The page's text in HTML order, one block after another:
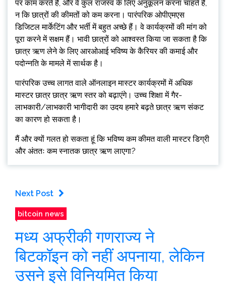
पर काम करते हैं, और वे कुल राजस्व के लिए अनुकूलन करना चाहते हैं,
न कि छात्रों की कीमतों को कम करना। पारंपरिक ओपीएमएस
डिजिटल मार्केटिंग और भर्ती में बहुत अच्छे हैं। वे कार्यक्रमों की मांग को
पूरा करने में सक्षम हैं। भावी छात्रों को आश्वस्त किया जा सकता है कि
छात्र ऋण लेने के लिए आरओआई भविष्य के कैरियर की कमाई और
पदोन्नति के मामले में सार्थक है।
पारंपरिक उच्च लागत वाले ऑनलाइन मास्टर कार्यक्रमों में अधिक
मास्टर छात्र छात्र ऋण स्तर को बढ़ाएंगे। उच्च शिक्षा में गैर-
लाभकारी/लाभकारी भागीदारी का उदय हमारे बढ़ते छात्र ऋण संकट
का कारण हो सकता है।
मैं और क्यों गलत हो सकता हूं कि भविष्य कम कीमत वाली मास्टर डिग्री
और अंततः कम स्नातक छात्र ऋण लाएगा?
Next Post
bitcoin news
मध्य अफ्रीकी गणराज्य ने
बिटकॉइन को नहीं अपनाया, लेकिन
उसने इसे विनियमित किया